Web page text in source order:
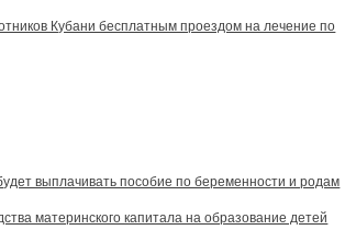
Кубани бесплатным проездом на лечение по
выплачивать пособие по беременности и родам
материнского капитала на образование детей